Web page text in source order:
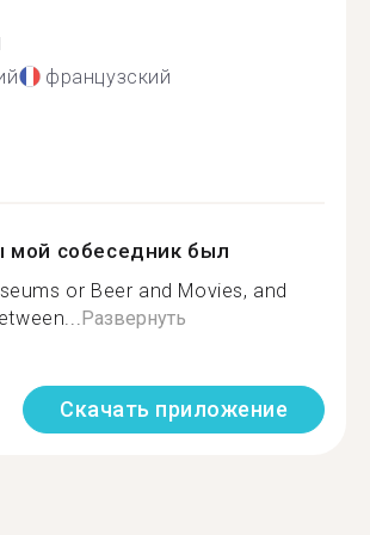
французский
мой собеседник был
or Beer and Movies, and
Развернуть
Скачать приложение